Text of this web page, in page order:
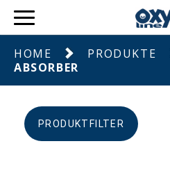
HOME PRODUKTE
ABSORBER
PRODUKTFILTER